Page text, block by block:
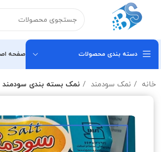
دسته بندی محصولات صفحه
خانه نمک سودمند نمک بسته بندی سودمند ۸۰۰ گرمی ۲۰ عددی